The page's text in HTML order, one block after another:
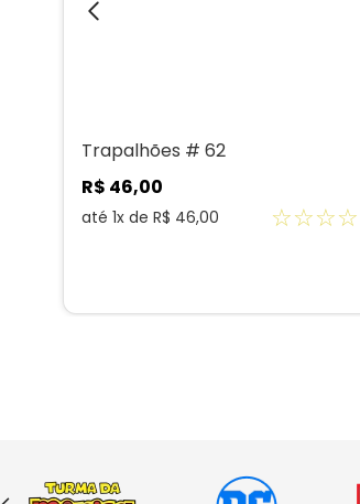
Trapalhões # 62
R$ 46,00
até 1x de R$ 46,00 ☆☆☆☆